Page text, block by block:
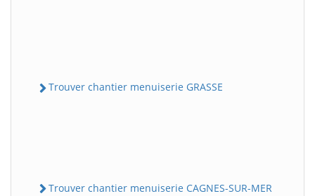
Trouver chantier menuiserie GRASSE
Trouver chantier menuiserie CAGNES-SUR-MER